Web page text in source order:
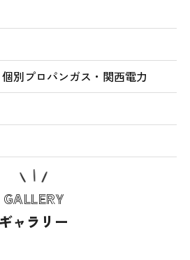
別プロパンガス・関西電力
GALLERY
ギャラリー